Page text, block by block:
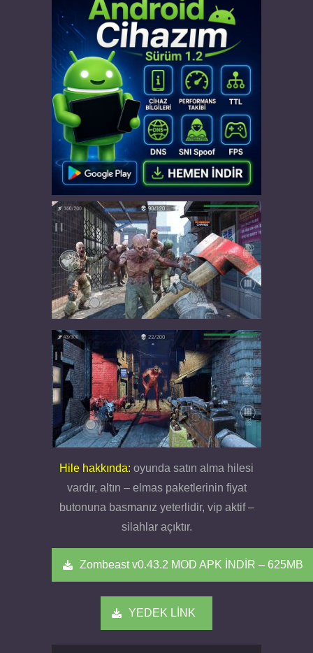
Hile hakkında: oyunda satın alma hilesi
vardır, altın – elmas paketlerinin fiyat
butonuna basmanız yeterlidir, vip aktif –
silahlar açıktır.
Zombeast v0.43.2 MOD APK İNDİR – 625MB
YEDEK LİNK